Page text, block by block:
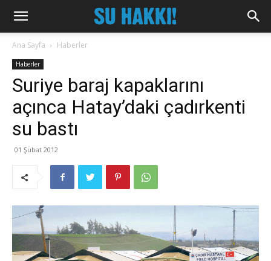
Ana Sayfa Haberler
Haberler
Suriye baraj kapaklarını
açınca Hatay’daki çadırkenti
su bastı
01 Şubat 2012